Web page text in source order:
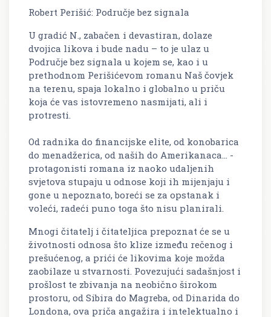
Robert Perišić: Područje bez signala
U gradić N., zabačen i devastiran, dolaze
dvojica likova i bude nadu – to je ulaz u
Područje bez signala u kojem se, kao i u
prethodnom Perišićevom romanu Naš čovjek
na terenu, spaja lokalno i globalno u priču
koja će vas istovremeno nasmijati, ali i
protresti.
Od radnika do financijske elite, od konobarica
do menadžerica, od naših do Amerikanaca... -
protagonisti romana iz naoko udaljenih
svjetova stupaju u odnose koji ih mijenjaju i
gone u nepoznato, boreći se za opstanak i
voleći, radeći puno toga što nisu planirali.
Mnogi čitatelj i čitateljica prepoznat će se u
životnosti odnosa što klize između rečenog i
prešućenog, a prići će likovima koje možda
zaobilaze u stvarnosti. Povezujući sadašnjost i
prošlost te zbivanja na neobično širokom
prostoru, od Sibira do Magreba, od Dinarida do
Londona, ova priča angažira i intelektualno i